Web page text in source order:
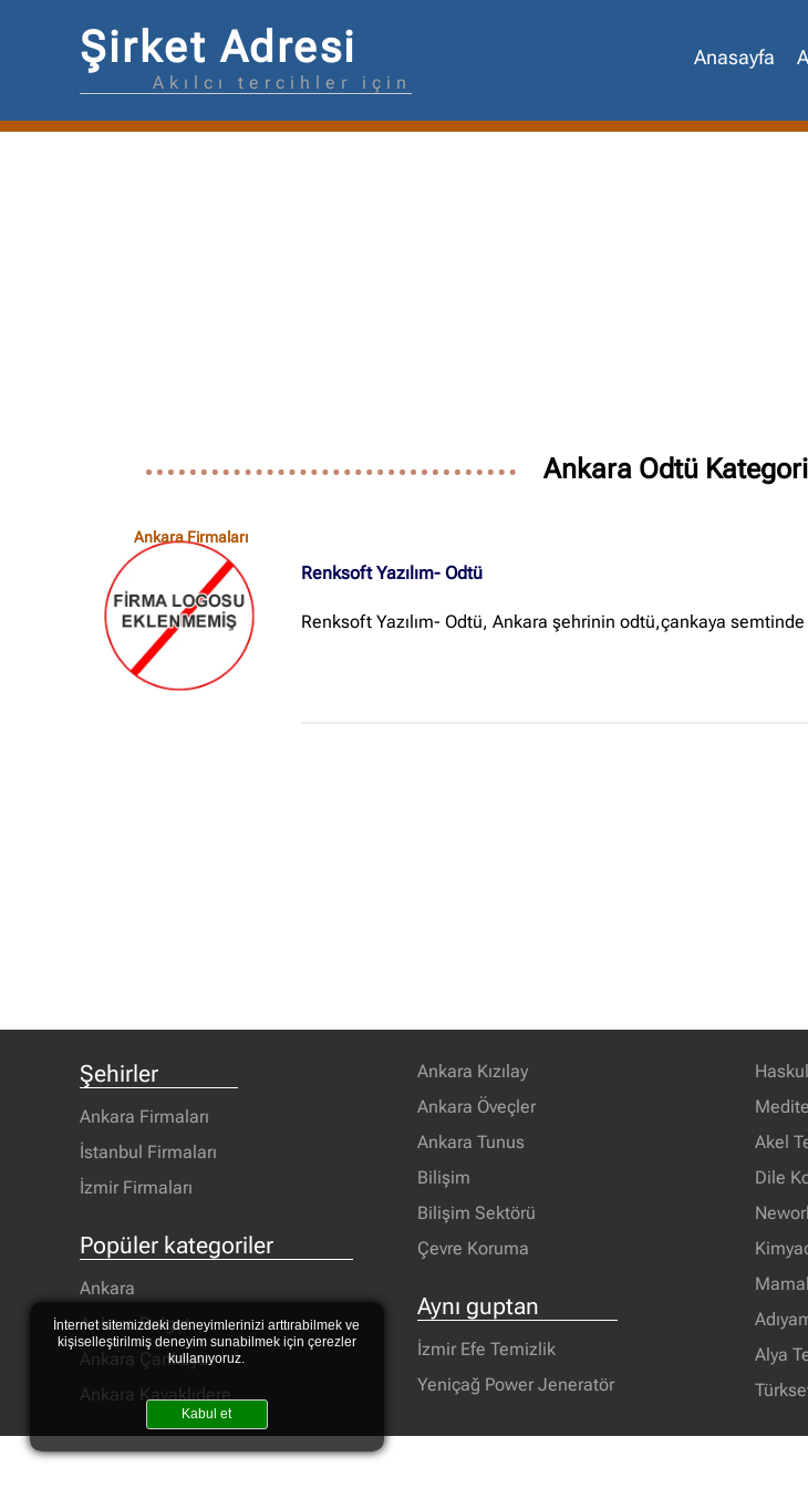
Şirket Adresi
Akılcı tercihler için
Anasayfa
Ankara Odtü
Ankara Firmaları
Renksoft Yazılım- Odtü
Renksoft Yazılım- Odtü, Ankara şehrinin odtü,çankaya
Şehirler
Ankara Firmaları
İstanbul Firmaları
İzmir Firmaları
Popüler kategoriler
Ankara
Ankara Balgat
Ankara Çankaya
Ankara Kavaklıdere
Ankara Kızılay
Ankara Öveçler
Ankara Tunus
Bilişim
Bilişim Sektörü
Çevre Koruma
Aynı guptan
İzmir Efe Temizlik
Yeniçağ Power Jeneratör
Akel
Dile
Alya
İçerik grupları
İnternet sitemizdeki deneyimlerinizi arttırabilmek ve
kişiselleştirilmiş deneyim sunabilmek için çerezler
kullanıyoruz.
Kabul et